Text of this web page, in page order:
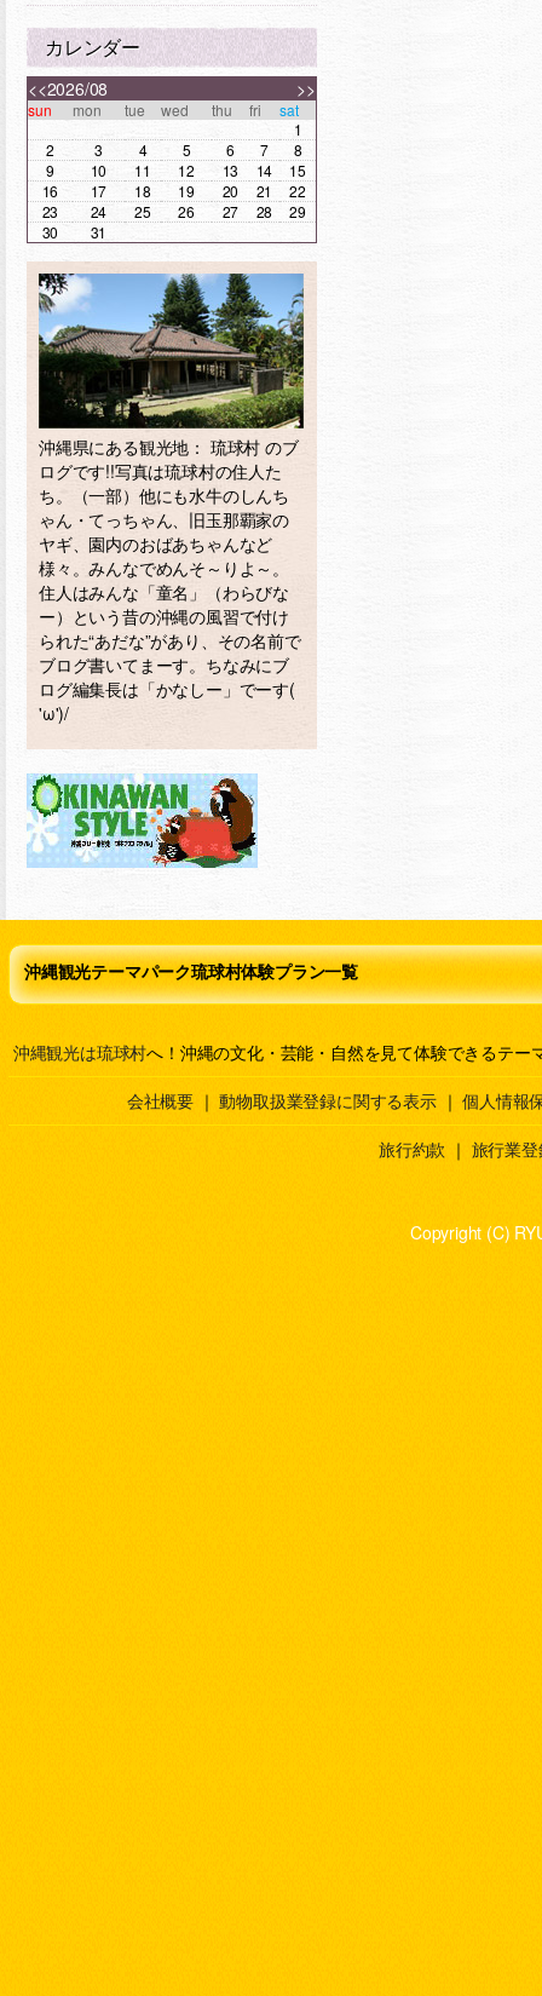
カレンダー
<< >>
2026/08
sun mon tue wed thu fri
sat
1
2
3 4 5 6 7
8
9
10 11 12 13 14
15
16
17 18 19 20 21
22
23
24 25 26 27 28
29
30
31
沖縄県にある観光地： 琉球村 のブ
ログです!!写真は琉球村の住人た
ち。（一部）他にも水牛のしんち
ゃん・てっちゃん、旧玉那覇家の
ヤギ、園内のおばあちゃんなど
様々。みんなでめんそ～りよ～。
住人はみんな「童名」（わらびな
ー）という昔の沖縄の風習で付け
られた“あだな”があり、その名前で
ブログ書いてまーす。ちなみにブ
ログ編集長は「かなしー」でーす(
'ω')/
沖縄観光テーマパーク琉球村体験プラン一覧
沖縄観光は琉球村へ！沖縄の文化・芸能・自然を見て体験できるテー
会社概要 ｜ 動物取扱業登録に関する表示 ｜ 個人情報
旅行約款 ｜ 旅行業
Copyright (C)